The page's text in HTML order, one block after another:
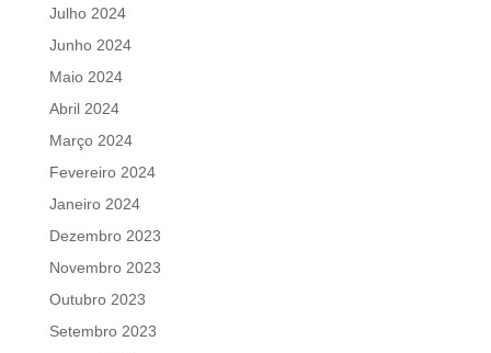
Julho 2024
Junho 2024
Maio 2024
Abril 2024
Março 2024
Fevereiro 2024
Janeiro 2024
Dezembro 2023
Novembro 2023
Outubro 2023
Setembro 2023